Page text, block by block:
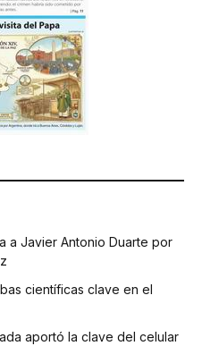
a Javier Antonio Duarte por
científicas clave en el
aportó la clave del celular